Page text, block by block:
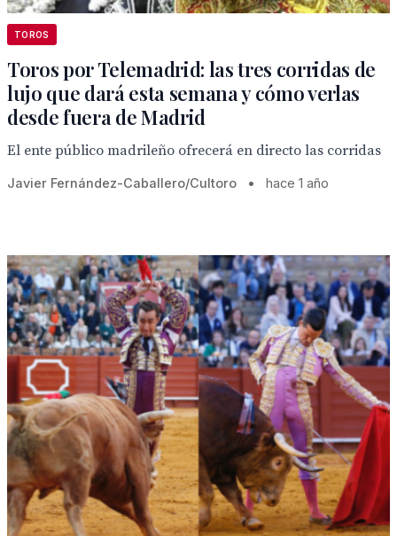
TOROS
Toros por Telemadrid: las tres corridas de
lujo que dará esta semana y cómo verlas
desde fuera de Madrid
El ente público madrileño ofrecerá en directo las corridas
Javier Fernández-Caballero/Cultoro • hace 1 año